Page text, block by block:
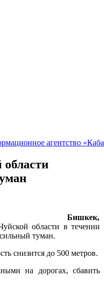
Бишкек,
области в течении
туман.
снизится до 500 метров.
на дорогах, сбавить